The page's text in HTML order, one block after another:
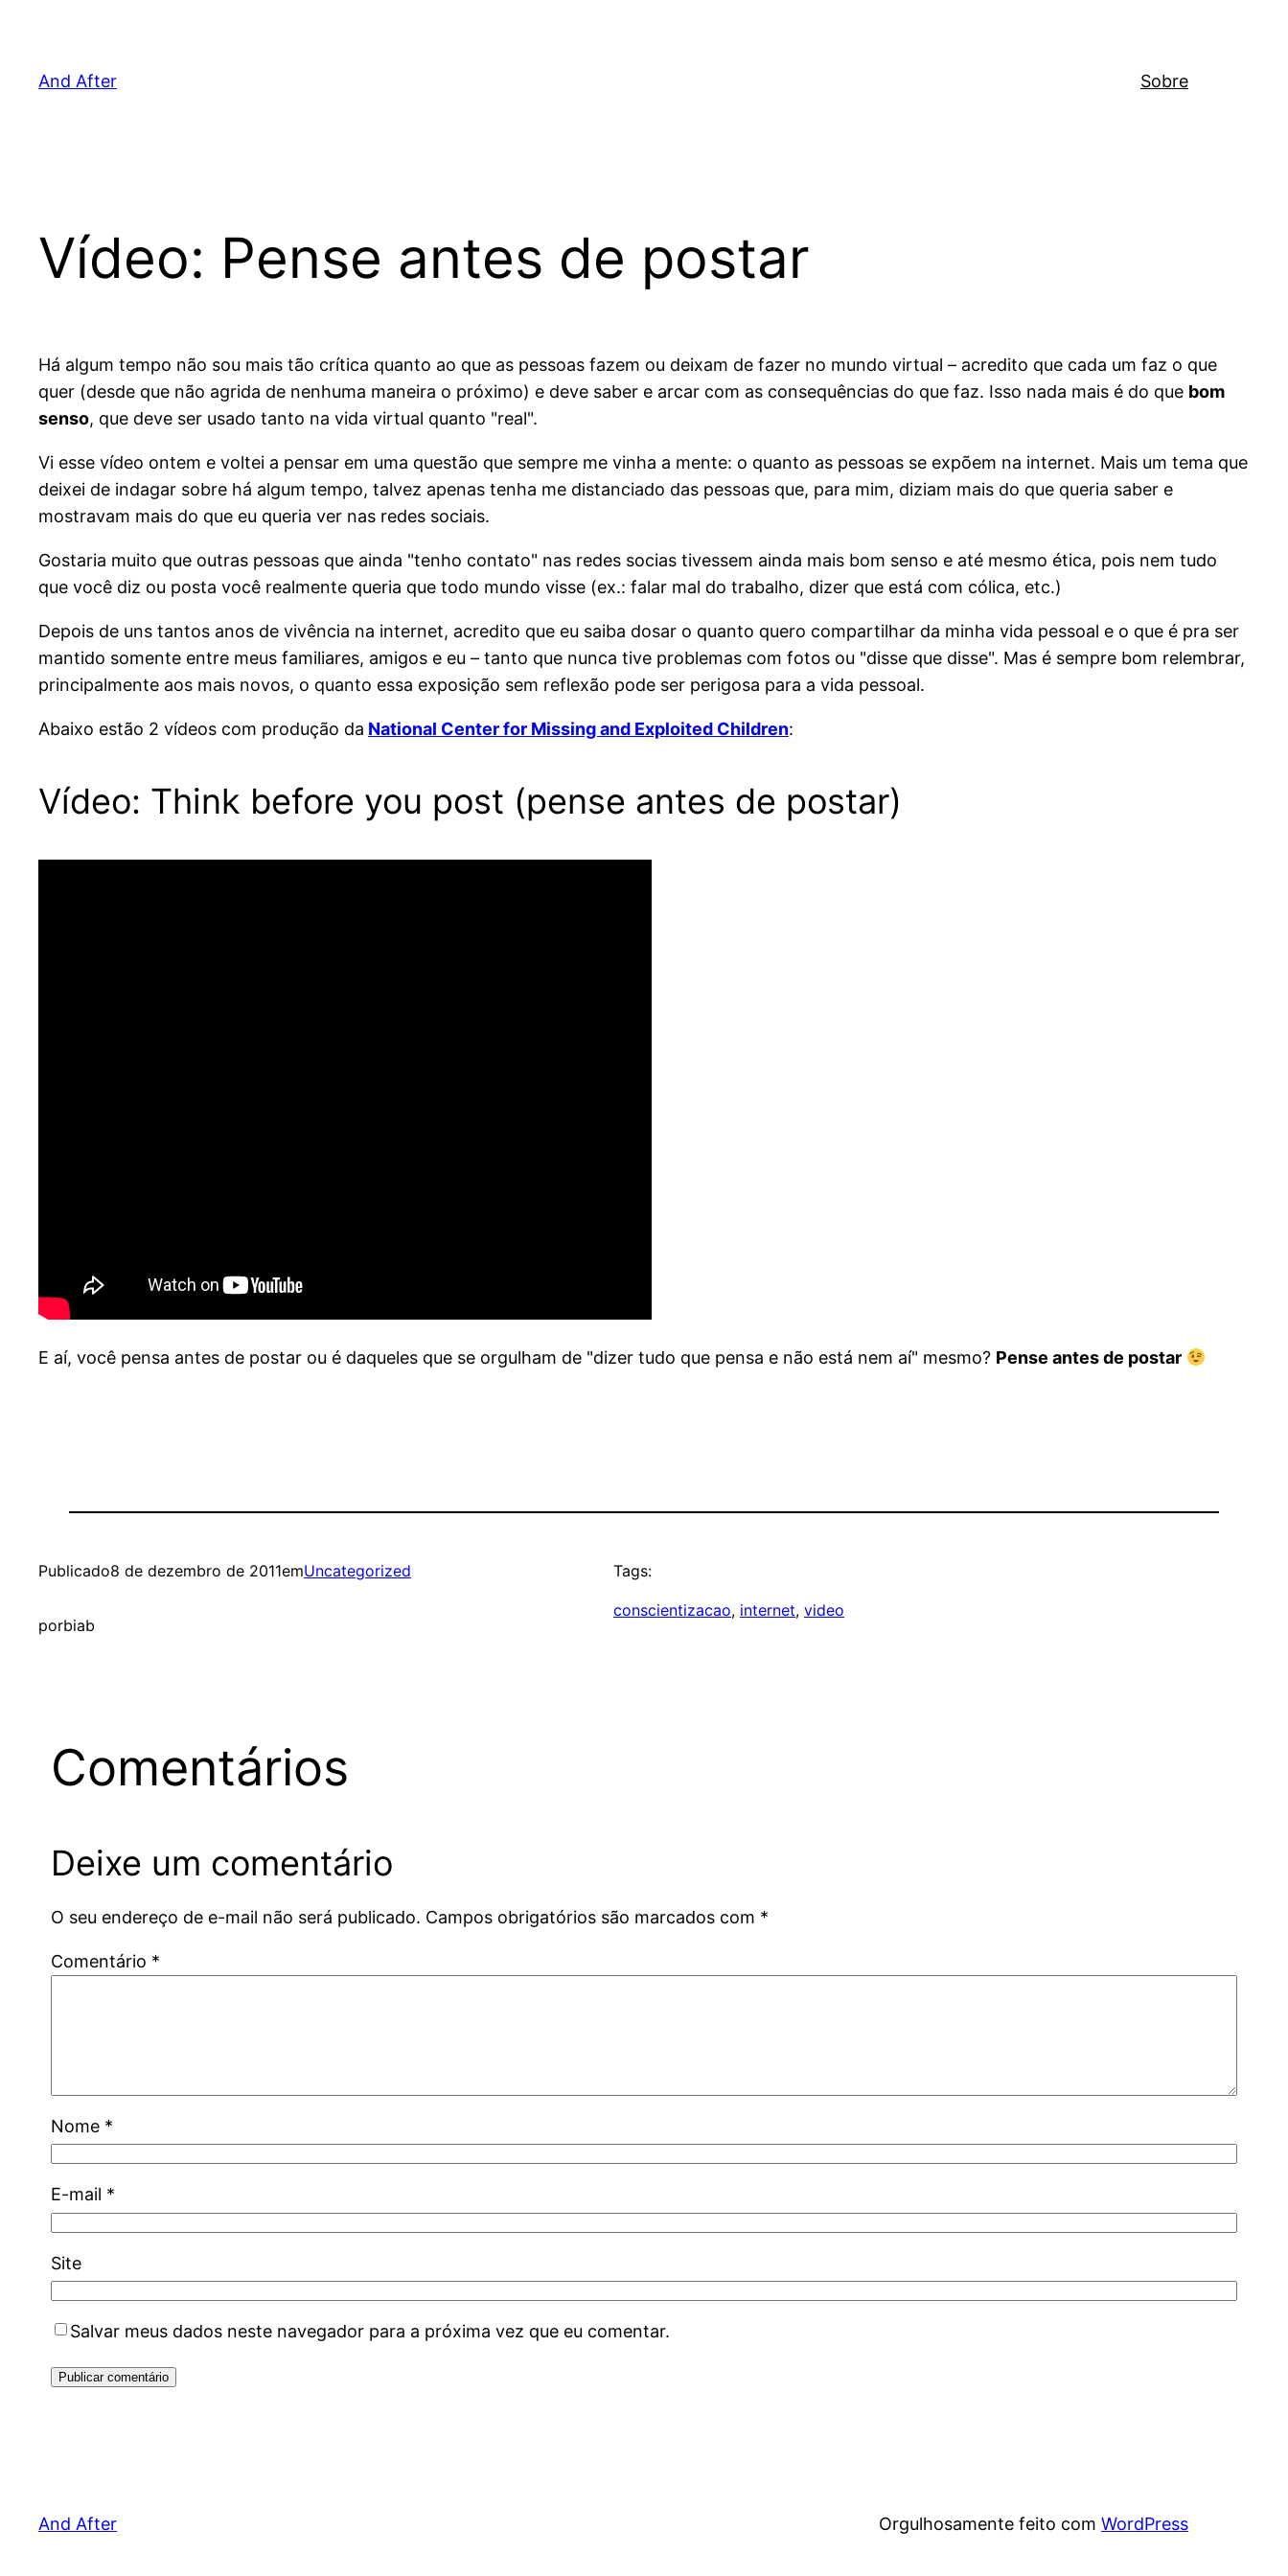
And After Sobre
Vídeo: Pense antes de postar
Há algum tempo não sou mais tão crítica quanto ao que as pessoas fazem ou deixam de fazer no mundo virtual – acredito que cada um faz o que
quer (desde que não agrida de nenhuma maneira o próximo) e deve saber e arcar com as consequências do que faz. Isso nada mais é do que bom
senso, que deve ser usado tanto na vida virtual quanto "real".
Vi esse vídeo ontem e voltei a pensar em uma questão que sempre me vinha a mente: o quanto as pessoas se expõem na internet. Mais um tema que
deixei de indagar sobre há algum tempo, talvez apenas tenha me distanciado das pessoas que, para mim, diziam mais do que queria saber e
mostravam mais do que eu queria ver nas redes sociais.
Gostaria muito que outras pessoas que ainda "tenho contato" nas redes socias tivessem ainda mais bom senso e até mesmo ética, pois nem tudo
que você diz ou posta você realmente queria que todo mundo visse (ex.: falar mal do trabalho, dizer que está com cólica, etc.)
Depois de uns tantos anos de vivência na internet, acredito que eu saiba dosar o quanto quero compartilhar da minha vida pessoal e o que é pra ser
mantido somente entre meus familiares, amigos e eu – tanto que nunca tive problemas com fotos ou "disse que disse". Mas é sempre bom relembrar,
principalmente aos mais novos, o quanto essa exposição sem reflexão pode ser perigosa para a vida pessoal.
Abaixo estão 2 vídeos com produção da National Center for Missing and Exploited Children:
Vídeo: Think before you post (pense antes de postar)
E aí, você pensa antes de postar ou é daqueles que se orgulham de "dizer tudo que pensa e não está nem aí" mesmo? Pense antes de postar
Publicado8 de dezembro de 2011emUncategorized
porbiab
Tags:
conscientizacao, internet, video
Comentários
Deixe um comentário
O seu endereço de e-mail não será publicado. Campos obrigatórios são marcados com *
Comentário *
Nome *
E-mail *
Site
Salvar meus dados neste navegador para a próxima vez que eu comentar.
And After Orgulhosamente feito com WordPress